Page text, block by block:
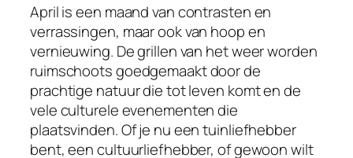
April is een maand van contrasten en
verrassingen, maar ook van hoop en
vernieuwing. De grillen van het weer worden
ruimschoots goedgemaakt door de
prachtige natuur die tot leven komt en de
vele culturele evenementen die
plaatsvinden. Of je nu een tuinliefhebber
bent, een cultuurliefhebber, of gewoon wilt